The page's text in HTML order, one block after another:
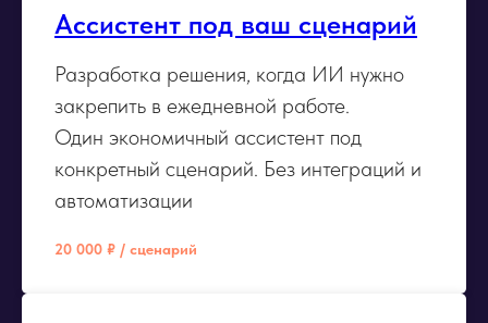
Ассистент под ваш сценарий
Разработка решения, когда ИИ нужно
закрепить в ежедневной работе.
Один экономичный ассистент под
конкретный сценарий. Без интеграций и
автоматизации
20 000 ₽ / сценарий